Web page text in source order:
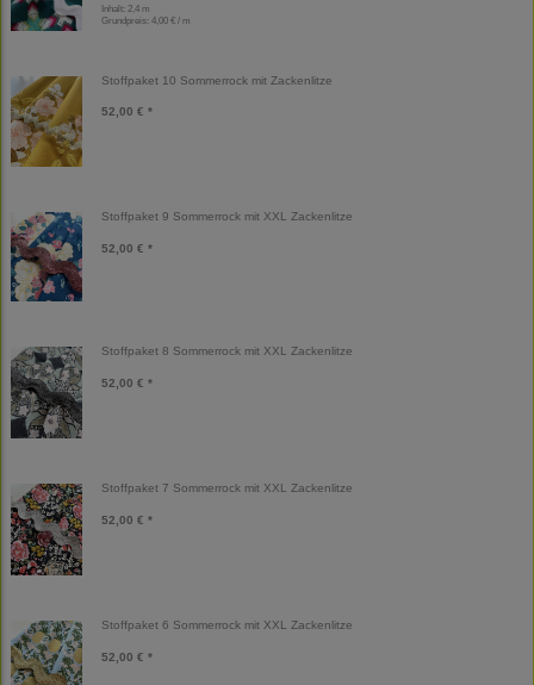
Inhalt: 2,4 m
Grundpreis: 4,00 € / m
Stoffpaket 10 Sommerrock mit Zackenlitze
52,00 € *
Stoffpaket 9 Sommerrock mit XXL Zackenlitze
52,00 € *
Stoffpaket 8 Sommerrock mit XXL Zackenlitze
52,00 € *
Stoffpaket 7 Sommerrock mit XXL Zackenlitze
52,00 € *
Stoffpaket 6 Sommerrock mit XXL Zackenlitze
52,00 € *